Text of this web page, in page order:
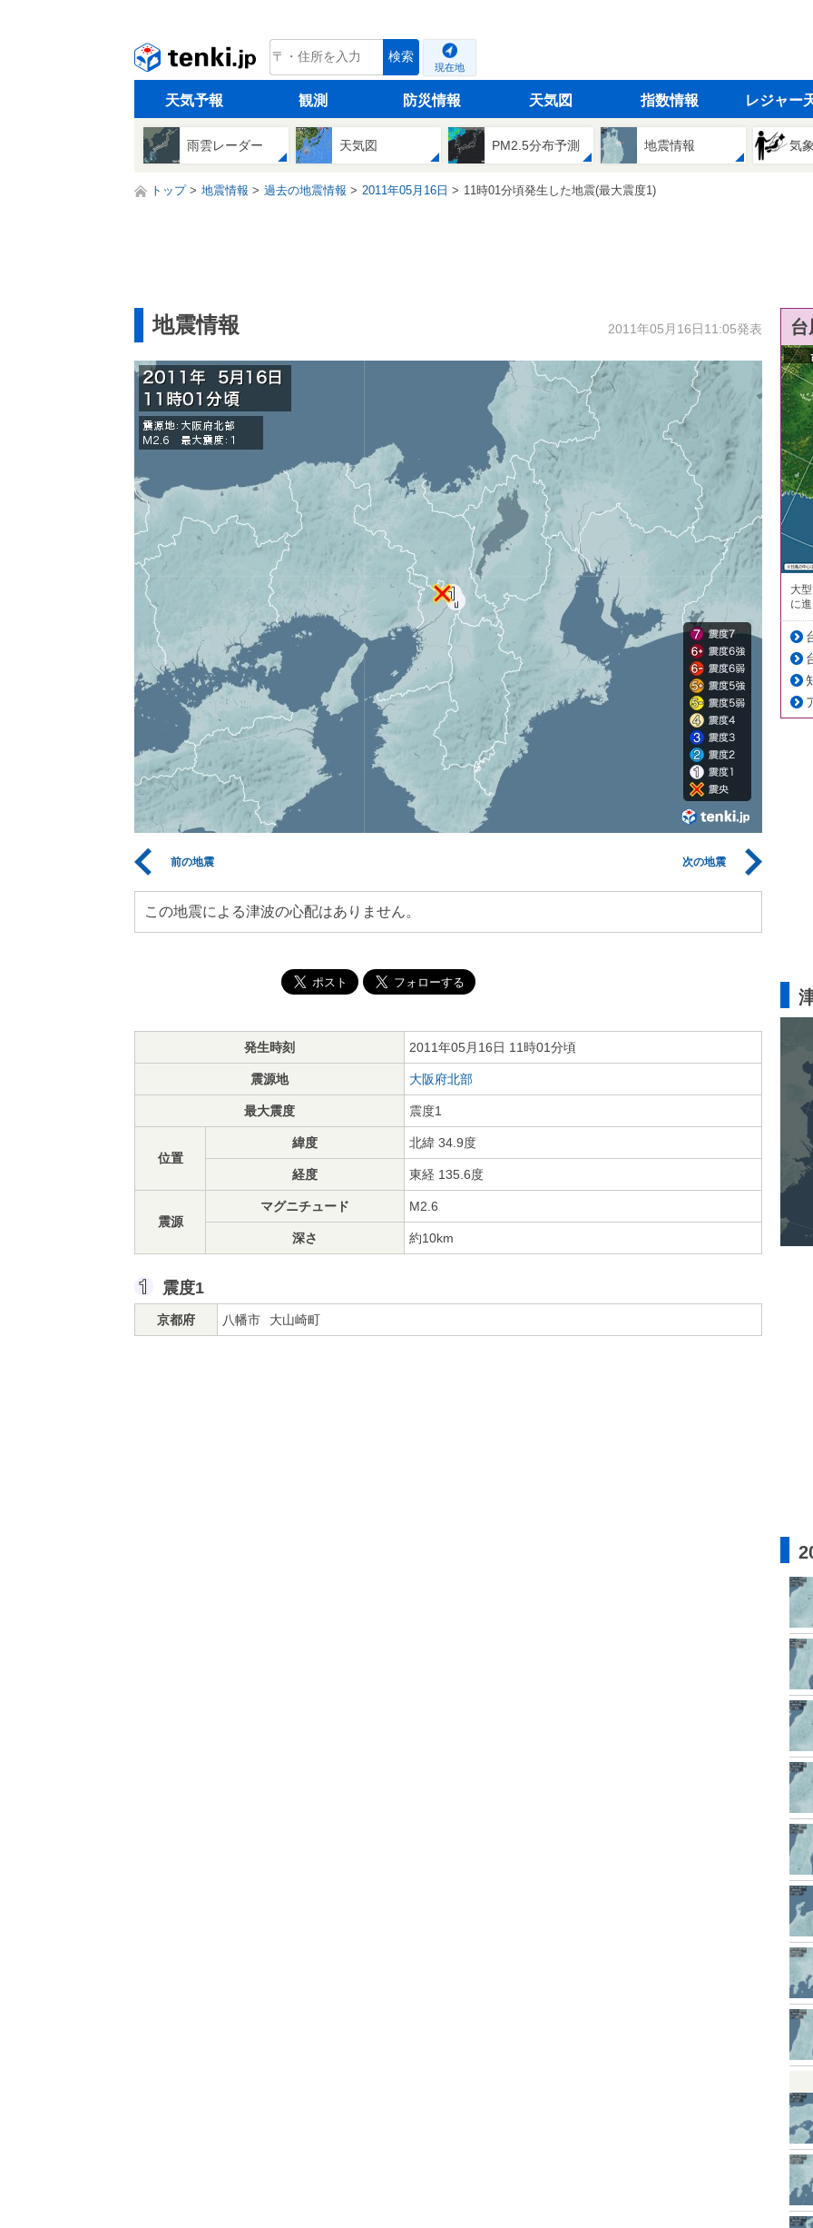
tenki.jp 検索
現在地
天気予報 観測 防災情報 天気図 指数情報 レジャー
雨雲レーダー 天気図 PM2.5分布予測 地震情報 気
トップ 地震情報 過去の地震情報 2011年05月16日 11時01分頃発生した地震(最大震度1)
地震情報 2011年05月16日11:05発表
前の地震 次の地震
この地震による津波の心配はありません。
発生時刻 2011年05月16日 11時01分頃
震源地 大阪府北部
最大震度 震度1
位置
緯度 北緯 34.9度
経度 東経 135.6度
震源
マグニチュード M2.6
深さ 約10km
震度1
京都府 八幡市 大山崎町
大
に